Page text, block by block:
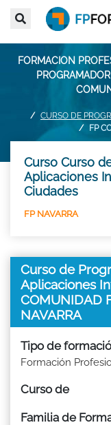
FORMACION
CURSO DE
FP
Curso Curso
Aplicaciones
Ciudades
FP NAVARRA
Curso de
Aplicaciones
COMUNIDAD
NAVARRA
Tipo de
Formación
Curso de
Familia de